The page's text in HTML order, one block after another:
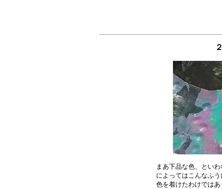
まあ下品な色、とい
によってはこんなふ
色を着けたわけでは